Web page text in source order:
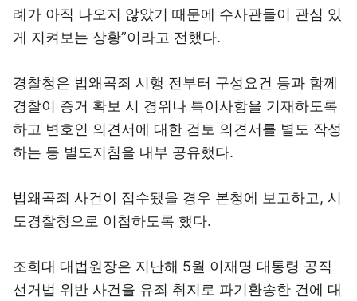
례가 아직 나오지 않았기 때문에 수사관들이 관심 있
게 지켜보는 상황”이라고 전했다.
경찰청은 법왜곡죄 시행 전부터 구성요건 등과 함께
경찰이 증거 확보 시 경위나 특이사항을 기재하도록
하고 변호인 의견서에 대한 검토 의견서를 별도 작성
하는 등 별도지침을 내부 공유했다.
법왜곡죄 사건이 접수됐을 경우 본청에 보고하고, 시
도경찰청으로 이첩하도록 했다.
조희대 대법원장은 지난해 5월 이재명 대통령 공직
선거법 위반 사건을 유죄 취지로 파기환송한 건에 대